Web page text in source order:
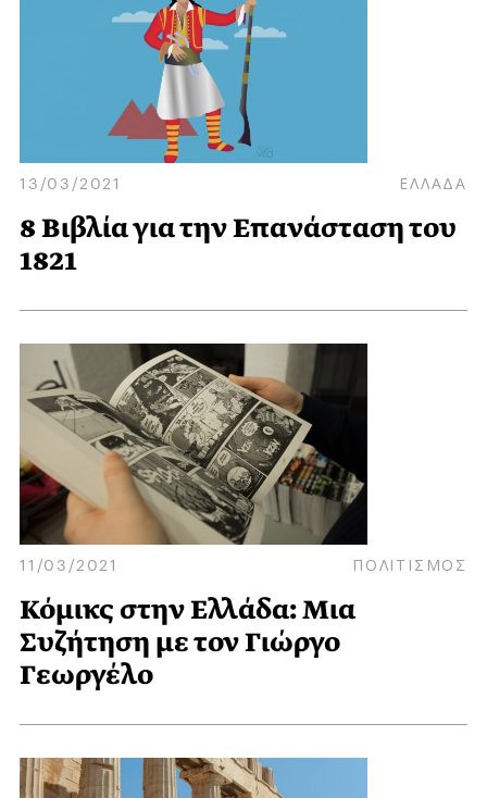
13/03/2021 ΕΛΛΑΔΑ
8 Βιβλία για την Επανάσταση του
1821
11/03/2021 ΠΟΛΙΤΙΣΜΟΣ
Κόμικς στην Ελλάδα: Μια
Συζήτηση με τον Γιώργο
Γεωργέλο